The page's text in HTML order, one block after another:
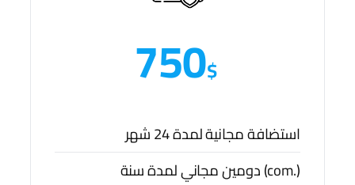
750$
استضافة مجانية لمدة 24 شهر
(.com) دومين مجاني لمدة سنة